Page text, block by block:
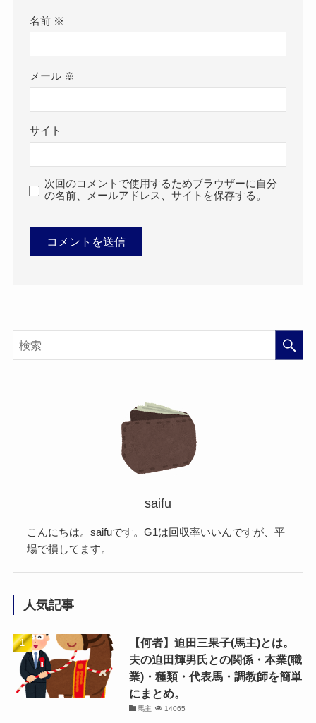
名前 ※
メール ※
サイト
次回のコメントで使用するためブラウザーに自分
の名前、メールアドレス、サイトを保存する。
saifu
こんにちは。saifuです。G1は回収率いいんですが、平
場で損してます。
人気記事
【何者】迫田三果子(馬主)とは。
夫の迫田輝男氏との関係・本業(職
業)・種類・代表馬・調教師を簡単
にまとめ。
馬主 14065